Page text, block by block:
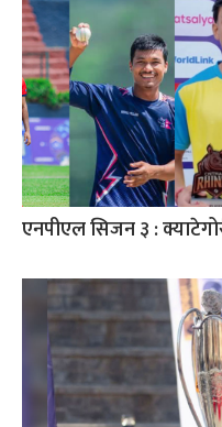
एनपीएल सिजन ३ :